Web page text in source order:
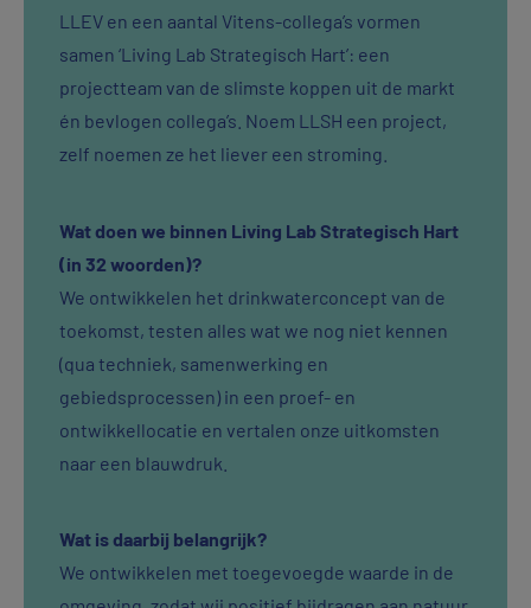
LLEV en een aantal Vitens-collega’s vormen
samen ‘Living Lab Strategisch Hart’: een
projectteam van de slimste koppen uit de markt
én bevlogen collega’s. Noem LLSH een project,
zelf noemen ze het liever een stroming.
Wat doen we binnen Living Lab Strategisch Hart
(in 32 woorden)?
We ontwikkelen het drinkwaterconcept van de
toekomst, testen alles wat we nog niet kennen
(qua techniek, samenwerking en
gebiedsprocessen) in een proef- en
ontwikkellocatie en vertalen onze uitkomsten
naar een blauwdruk.
Wat is daarbij belangrijk?
We ontwikkelen met toegevoegde waarde in de